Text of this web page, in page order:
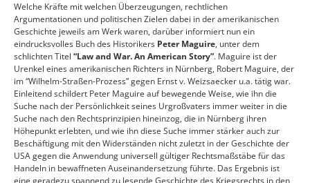
Welche Kräfte mit welchen Überzeugungen, rechtlichen
Argumentationen und politischen Zielen dabei in der amerikanischen
Geschichte jeweils am Werk waren, darüber informiert nun ein
eindrucksvolles Buch des Historikers Peter Maguire, unter dem
schlichten Titel “Law and War. An American Story”. Maguire ist der
Urenkel eines amerikanischen Richters in Nürnberg, Robert Maguire, der
im “Wilhelm-Straßen-Prozess” gegen Ernst v. Weizsaecker u.a. tätig war.
Einleitend schildert Peter Maguire auf bewegende Weise, wie ihn die
Suche nach der Persönlichkeit seines Urgroßvaters immer weiter in die
Suche nach den Rechtsprinzipien hineinzog, die in Nürnberg ihren
Höhepunkt erlebten, und wie ihn diese Suche immer stärker auch zur
Beschäftigung mit den Widerständen nicht zuletzt in der Geschichte der
USA gegen die Anwendung universell gültiger Rechtsmaßstäbe für das
Handeln in bewaffneten Auseinandersetzung führte. Das Ergebnis ist